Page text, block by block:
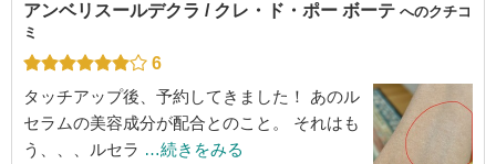
アンベリスールデクラ / クレ・ド・ポー ボーテ へのクチコ
ミ
6
タッチアップ後、予約してきました！ あのル
セラムの美容成分が配合とのこと。 それはも
う、、、ルセラ …続きをみる